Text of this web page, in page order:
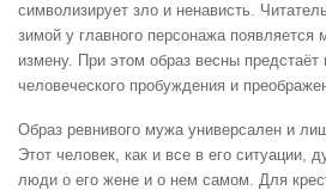
символизирует зло и ненависть.
зимой у главного персонажа
измену. При этом образ весны
человеческого пробуждения и
Образ ревнивого мужа универсален и
Этот человек, как и все в его ситуации,
люди о его жене и о нем самом. Для